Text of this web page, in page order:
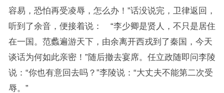
容易，恐怕再受凌辱，怎么办！”话没说完，卫律返回，
听到了余音，便接着说： “李少卿是贤人，不只是居住
在一国。范蠡遍游天下，由余离开西戎到了秦国，今天
谈话为何如此亲密！”随后撤去宴席。任立政随即问李陵
说：“你也有意回去吗？”李陵说：“大丈夫不能第二次受
辱。”